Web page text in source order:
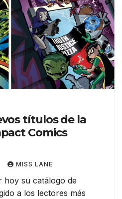
títulos de la
Comics
MISS LANE
hoy su catálogo de
a los lectores más